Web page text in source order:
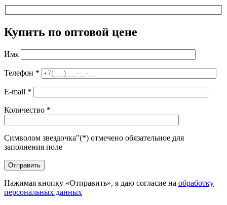
Купить по оптовой цене
Имя
Телефон *
E-mail *
Количество *
Символом звездочка"(*) отмечено обязательное для
заполнения поле
Нажимая кнопку «Отправить», я даю согласие на обработку
персональных данных